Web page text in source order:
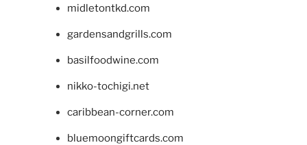
midletontkd.com
gardensandgrills.com
basilfoodwine.com
nikko-tochigi.net
caribbean-corner.com
bluemoongiftcards.com